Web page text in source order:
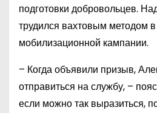
подготовки добровольцев.
трудился вахтовым методом
мобилизационной кампании.
– Когда объявили призыв,
отправиться на службу, –
если можно так выразиться,